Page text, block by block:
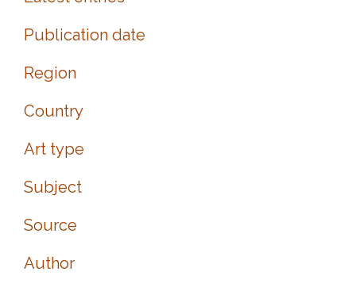
Publication date
Region
Country
Art type
Subject
Source
Author